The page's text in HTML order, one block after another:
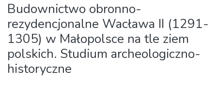
Budownictwo obronno-
rezydencjonalne Wacława II (1291-
1305) w Małopolsce na tle ziem
polskich. Studium archeologiczno-
historyczne